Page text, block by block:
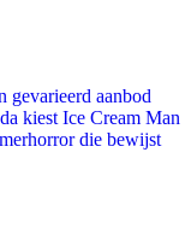
gevarieerd aanbod
kiest Ice Cream Man
die bewijst